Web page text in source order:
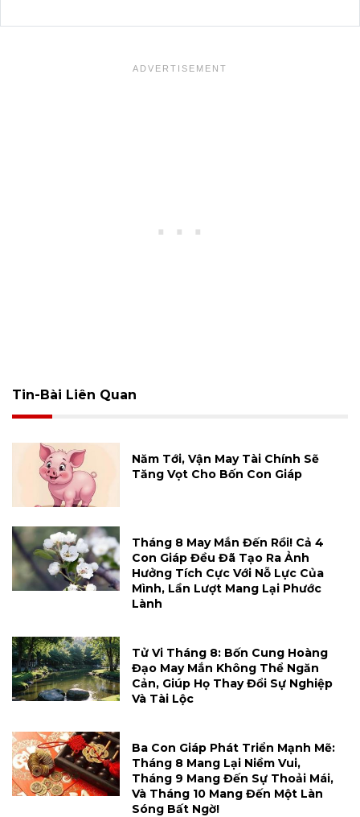
Tin-Bài Liên Quan
Năm Tới, Vận May Tài Chính Sẽ
Tăng Vọt Cho Bốn Con Giáp
Tháng 8 May Mắn Đến Rồi! Cả 4
Con Giáp Đều Đã Tạo Ra Ảnh
Hưởng Tích Cực Với Nỗ Lực Của
Mình, Lần Lượt Mang Lại Phước
Lành
Tử Vi Tháng 8: Bốn Cung Hoàng
Đạo May Mắn Không Thể Ngăn
Cản, Giúp Họ Thay Đổi Sự Nghiệp
Và Tài Lộc
Ba Con Giáp Phát Triển Mạnh Mẽ:
Tháng 8 Mang Lại Niềm Vui,
Tháng 9 Mang Đến Sự Thoải Mái,
Và Tháng 10 Mang Đến Một Làn
Sóng Bất Ngờ!